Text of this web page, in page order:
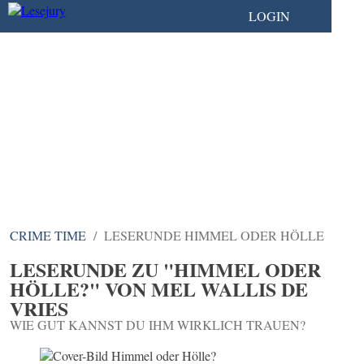
LOGIN
CRIME TIME LESERUNDE HIMMEL ODER HÖLLE
LESERUNDE ZU "HIMMEL ODER
HÖLLE?" VON MEL WALLIS DE
VRIES
WIE GUT KANNST DU IHM WIRKLICH TRAUEN?